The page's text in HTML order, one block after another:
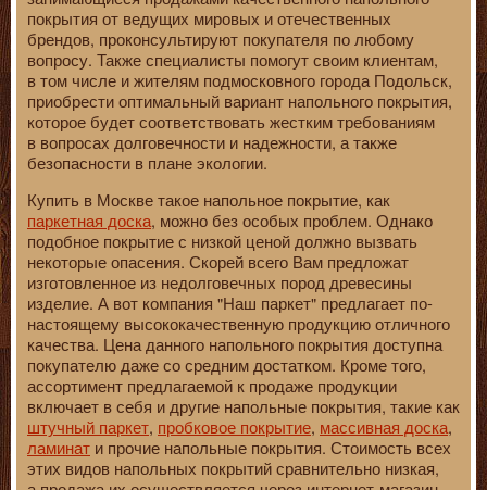
покрытия от ведущих мировых и отечественных
брендов, проконсультируют покупателя по любому
вопросу. Также специалисты помогут своим клиентам,
в том числе и жителям подмосковного города Подольск,
приобрести оптимальный вариант напольного покрытия,
которое будет соответствовать жестким требованиям
в вопросах долговечности и надежности, а также
безопасности в плане экологии.
Купить в Москве такое напольное покрытие, как
паркетная доска, можно без особых проблем. Однако
подобное покрытие с низкой ценой должно вызвать
некоторые опасения. Скорей всего Вам предложат
изготовленное из недолговечных пород древесины
изделие. А вот компания "Наш паркет" предлагает по-
настоящему высококачественную продукцию отличного
качества. Цена данного напольного покрытия доступна
покупателю даже со средним достатком. Кроме того,
ассортимент предлагаемой к продаже продукции
включает в себя и другие напольные покрытия, такие как
штучный паркет, пробковое покрытие, массивная доска,
ламинат и прочие напольные покрытия. Стоимость всех
этих видов напольных покрытий сравнительно низкая,